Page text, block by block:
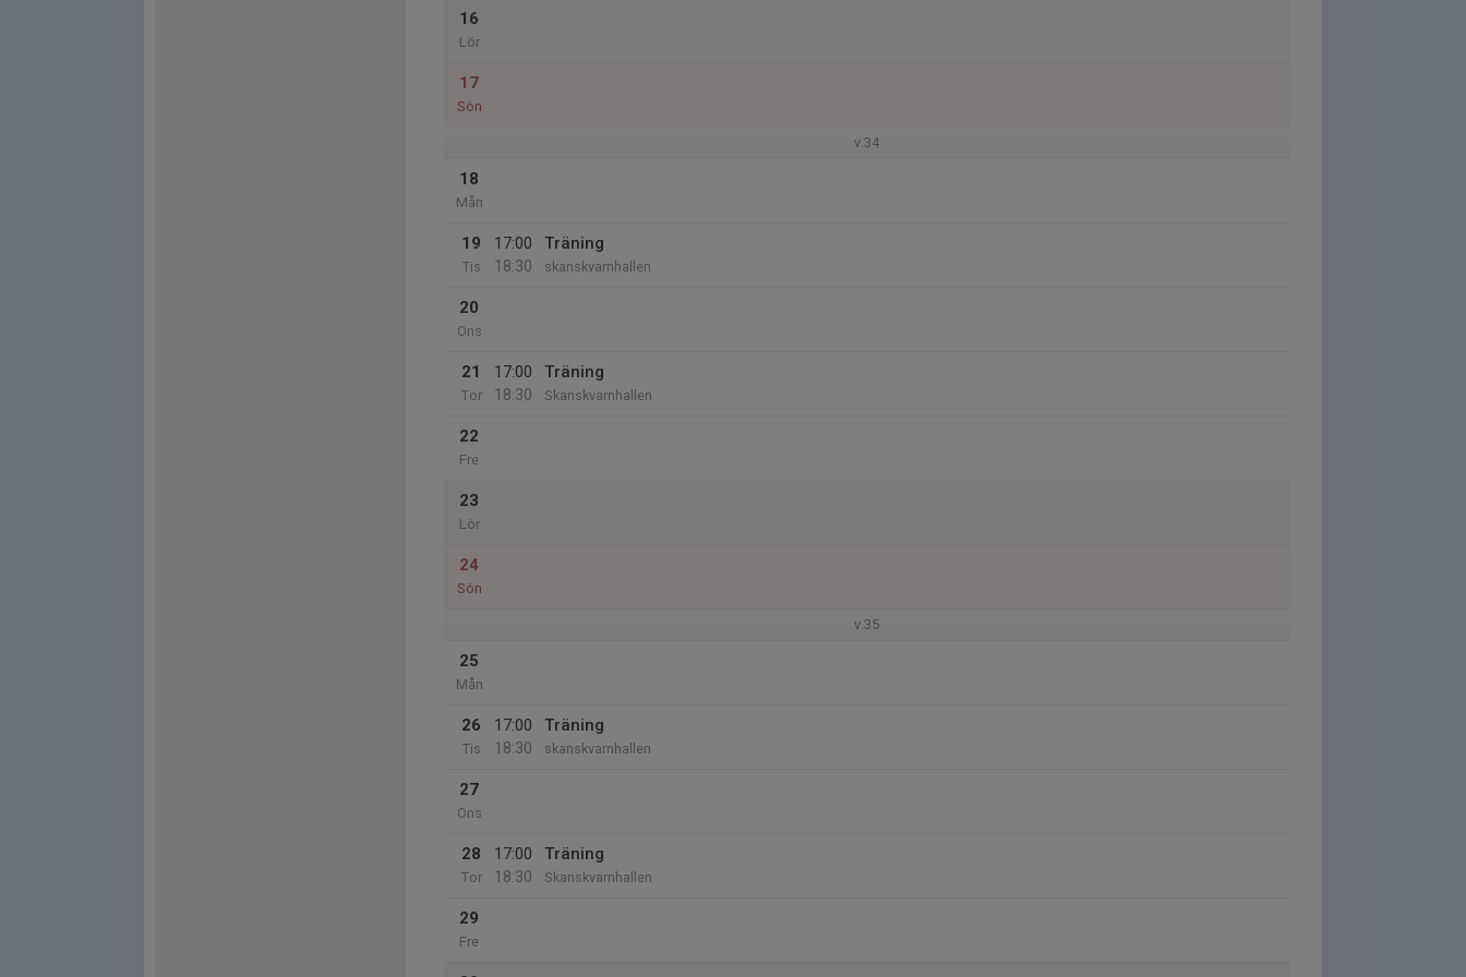
16
Lör
17
Sön
v.34
18
Mån
19
Tis
17:00
18:30
Träning
skanskvarnhallen
20
Ons
21
Tor
17:00
18:30
Träning
Skanskvarnhallen
22
Fre
23
Lör
24
Sön
v.35
25
Mån
26
Tis
17:00
18:30
Träning
skanskvarnhallen
27
Ons
28
Tor
17:00
18:30
Träning
Skanskvarnhallen
29
Fre